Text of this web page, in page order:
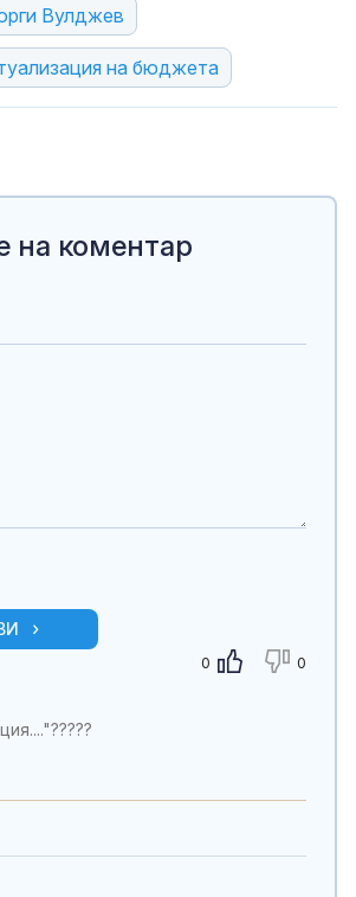
Вулджев
на бюджета
на коментар
0 0